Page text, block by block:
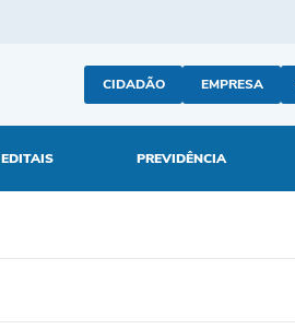
CIDADÃO EMPRESA
EDITAIS PREVIDÊNCIA